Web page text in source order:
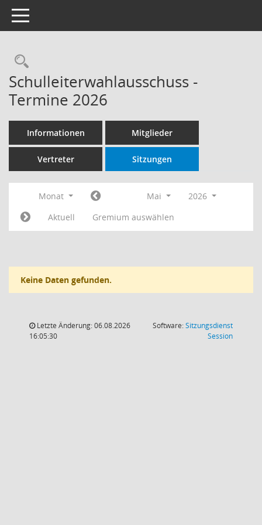
Toggle navigation
Rechercheauswahl
Schulleiterwahlausschuss -
Termine 2026
Informationen Mitglieder
Vertreter Sitzungen
Monat Mai
2026
Aktuell
Gremium auswählen
Keine Daten gefunden.
Letzte Änderung: 06.08.2026
16:05:30
Software:Sitzungsdienst
Session(Wird in